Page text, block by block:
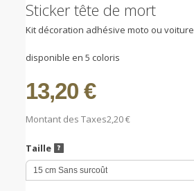
Sticker tête de mort
Kit décoration adhésive moto ou voiture
disponible en 5 coloris
13,20 €
Montant des Taxes2,20 €
Taille